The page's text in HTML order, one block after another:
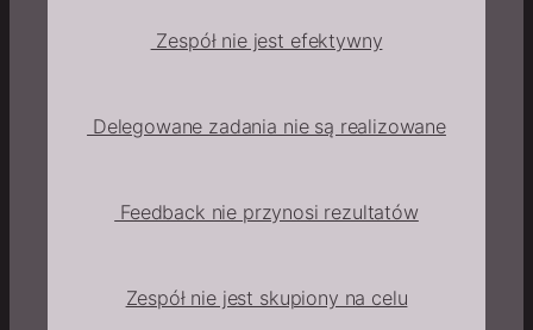
Zespół nie jest efektywny
Delegowane zadania nie są realizowane
Feedback nie przynosi rezultatów
Zespół nie jest skupiony na celu